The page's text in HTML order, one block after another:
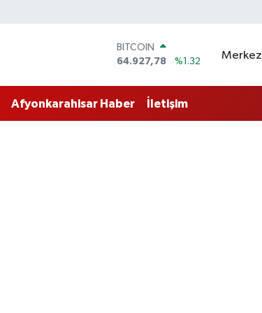
DOLAR
47,5894
%0.08
STERLİN
Merkez
Afyonkarahisar Haber İletişim